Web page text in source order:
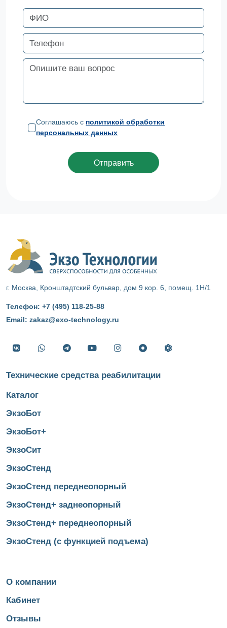
Соглашаюсь с политикой обработки
персональных данных
Отправить
г. Москва, Кронштадтский бульвар, дом 9 кор. 6, помещ. 1Н/1
Телефон: +7 (495) 118‑25‑88
Email: zakaz@exo-technology.ru
Технические средства реабилитации
Каталог
ЭкзоБот
ЭкзоБот+
ЭкзоСит
ЭкзоСтенд
ЭкзоСтенд переднеопорный
ЭкзоСтенд+ заднеопорный
ЭкзоСтенд+ переднеопорный
ЭкзоСтенд (с функцией подъема)
О компании
Кабинет
Отзывы